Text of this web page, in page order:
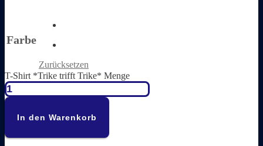
Farbe
Zurücksetzen
T-Shirt *Trike trifft Trike* Menge
In den Warenkorb